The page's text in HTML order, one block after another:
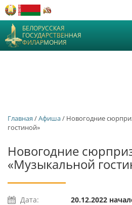
БЕЛОРУССКАЯ
ГОСУДАРСТВЕННАЯ
ФИЛАРМОНИЯ
Главная /Афиша/ Новогодние
гостиной»
Новогодние
«Музыкальной
Дата:
20.12.2022